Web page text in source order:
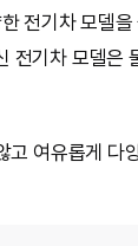
전기차 모델
전기차 모델은
여유롭게 다